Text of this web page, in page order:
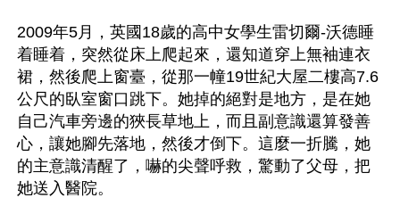
2009年5月，英國18歲的高中女學生雷切爾-沃德睡
着睡着，突然從床上爬起來，還知道穿上無袖連衣
裙，然後爬上窗臺，從那一幢19世紀大屋二樓高7.6
公尺的臥室窗口跳下。她掉的絕對是地方，是在她
自己汽車旁邊的狹長草地上，而且副意識還算發善
心，讓她腳先落地，然後才倒下。這麼一折騰，她
的主意識清醒了，嚇的尖聲呼救，驚動了父母，把
她送入醫院。